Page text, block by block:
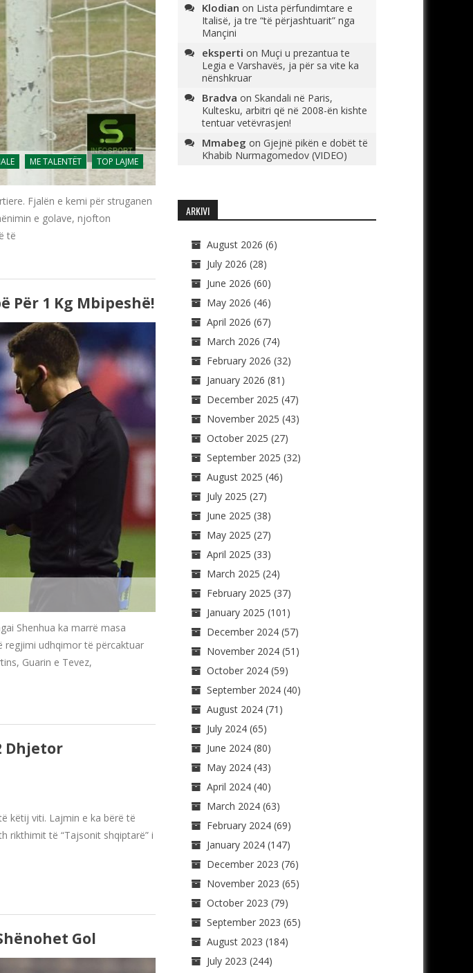
ME TALENTËT TOP LAJME
Fjalën e kemi për struganen
e golave, njofton
të
Për 1 Kg Mbipeshë!
Shenhua ka marrë masa
regjimi udhqimor të përcaktuar
Guarin e Tevez,
Dhjetor
këtij viti. Lajmin e ka bërë të
rikthimit të “Tajsonit shqiptarë” i
Gol
Klodian on Lista përfundimtare e
Italisë, ja tre “të përjashtuarit” nga
Mançini
eksperti on Muçi u prezantua te
Legia e Varshavës, ja për sa vite ka
nënshkruar
Bradva on Skandali në Paris,
Kultesku, arbitri që në 2008-ën kishte
tentuar vetëvrasjen!
Mmabeg on Gjejnë pikën e dobët të
Khabib Nurmagomedov (VIDEO)
ARKIVI
August 2026 (6)
July 2026 (28)
June 2026 (60)
May 2026 (46)
April 2026 (67)
March 2026 (74)
February 2026 (32)
January 2026 (81)
December 2025 (47)
November 2025 (43)
October 2025 (27)
September 2025 (32)
August 2025 (46)
July 2025 (27)
June 2025 (38)
May 2025 (27)
April 2025 (33)
March 2025 (24)
February 2025 (37)
January 2025 (101)
December 2024(57)
November 2024(51)
October 2024(59)
September 2024(40)
August 2024(71)
July 2024(65)
June 2024(80)
May 2024(43)
April 2024(40)
March 2024(63)
February 2024(69)
January 2024(147)
December 2023 (76)
November 2023 (65)
October 2023 (79)
September 2023 (65)
August 2023 (184)
July 2023 (244)